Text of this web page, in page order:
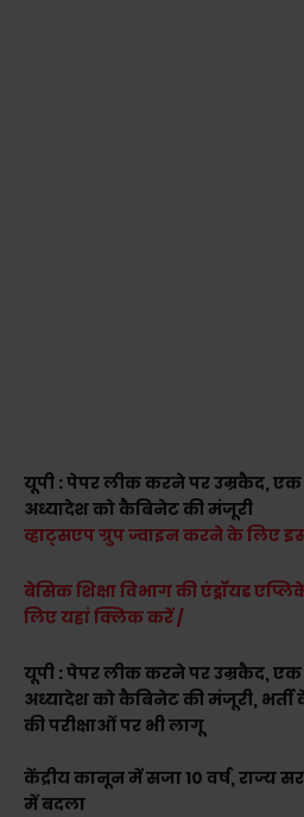
यूपी : पेपर लीक करने पर उम्रकैद, एक
अध्यादेश को कैबिनेट की मंजूरी
व्हाट्सएप ग्रुप ज्वाइन करने के लिए
बेसिक शिक्षा विभाग की एंड्रॉयड
लिए यहां क्लिक करें /
यूपी : पेपर लीक करने पर उम्रकैद, एक
अध्यादेश को कैबिनेट की मंजूरी, भर्ती
की परीक्षाओं पर भी लागू
केंद्रीय कानून में सजा 10 वर्ष, राज्य
में बदला